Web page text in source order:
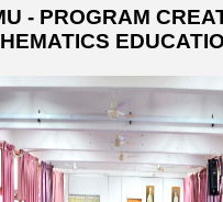
- PROGRAM